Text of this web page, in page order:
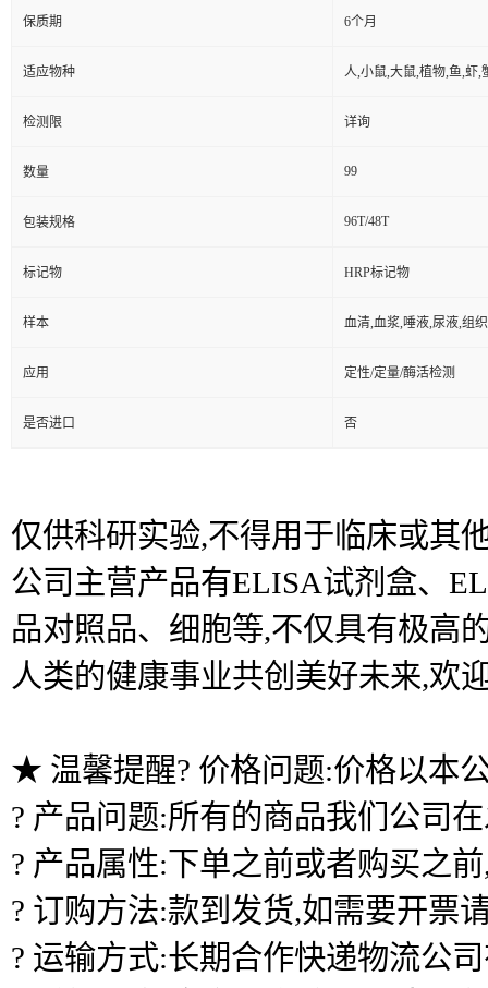
保质期 6个月
适应物种 人,小鼠,大鼠,植物,鱼,虾,
检测限 详询
数量 99
包装规格 96T/48T
标记物 HRP标记物
样本 血清,血浆,唾液,尿液,组
应用 定性/定量/酶活检测
是否进口 否
仅供科研实验,不得用于临床或其
公司主营产品有ELISA试剂盒、
品对照品、细胞等,不仅具有极高
人类的健康事业共创美好未来,欢
★ 温馨提醒? 价格问题:价格以本
? 产品问题:所有的商品我们公司
? 产品属性:下单之前或者购买之
? 订购方法:款到发货,如需要开票
? 运输方式:长期合作快递物流公